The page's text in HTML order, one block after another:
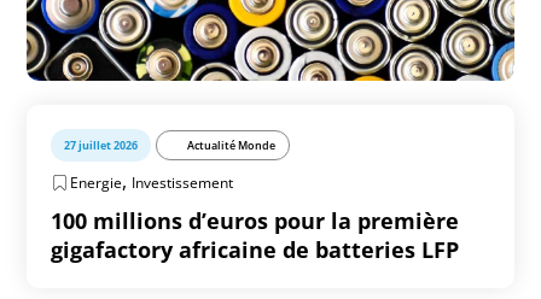
27 juillet 2026 Actualité Monde
Energie, Investissement
100 millions d’euros pour la première
gigafactory africaine de batteries LFP